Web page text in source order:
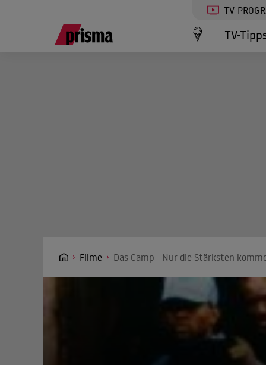
TV-
TV-
Filme Das Camp - Nur die Stärksten